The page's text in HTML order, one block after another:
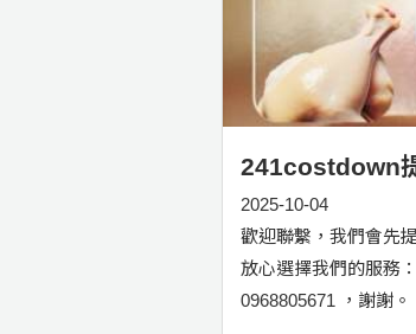
241costdown
2025-10-04
歡迎聯繫，我們會先
放心選擇我們的服務
0968805671 ，謝謝